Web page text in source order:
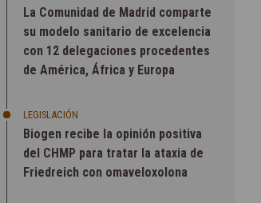
La Comunidad de Madrid comparte
su modelo sanitario de excelencia
con 12 delegaciones procedentes
de América, África y Europa
LEGISLACIÓN
Biogen recibe la opinión positiva
del CHMP para tratar la ataxia de
Friedreich con omaveloxolona